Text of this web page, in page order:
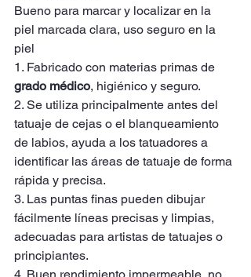
Bueno para marcar y localizar en la
piel marcada clara, uso seguro en la
piel
1. Fabricado con materias primas de
grado médico, higiénico y seguro.
2. Se utiliza principalmente antes del
tatuaje de cejas o el blanqueamiento
de labios, ayuda a los tatuadores a
identificar las áreas de tatuaje de forma
rápida y precisa.
3. Las puntas finas pueden dibujar
fácilmente líneas precisas y limpias,
adecuadas para artistas de tatuajes o
principiantes.